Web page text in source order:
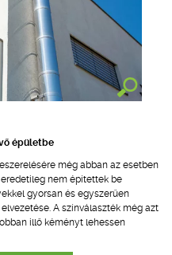
épületbe
még abban az esetben
nem építettek be
gyorsan és egyszerűen
A színválaszték még azt
illő kéményt lehessen